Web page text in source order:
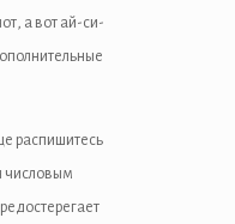
а вот ай-си-
распишитесь
числовым